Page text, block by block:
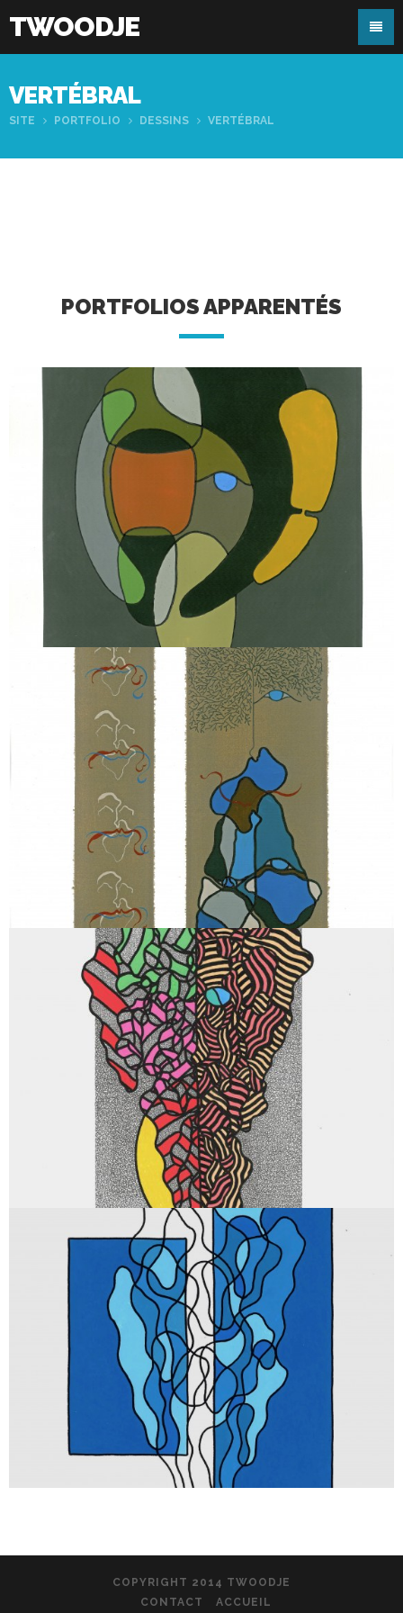
TWOODJE
VERTÉBRAL
SITE PORTFOLIO DESSINS VERTÉBRAL
PORTFOLIOS APPARENTÉS
COPYRIGHT 2014 TWOODJE
CONTACT
ACCUEIL